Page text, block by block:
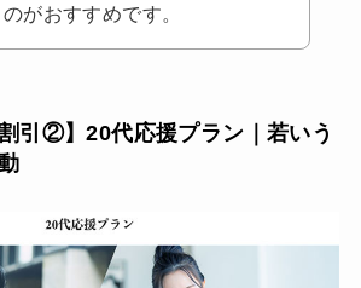
がおすすめです。
引②】20代応援プラン｜若いう